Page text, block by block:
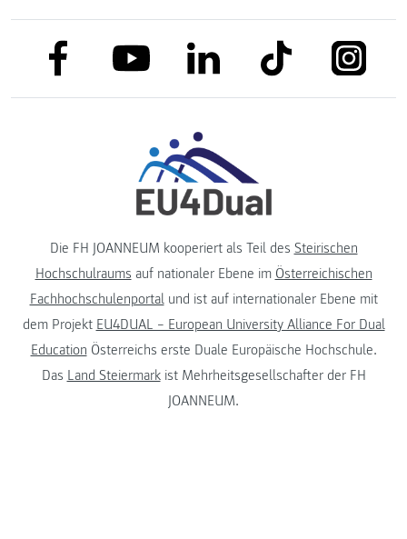
link to facebooklink to youtubelink to linkedinlink to tiktok
Die FH JOANNEUM kooperiert als Teil des Steirischen
Hochschulraums auf nationaler Ebene im Österreichischen
Fachhochschulenportalund ist auf internationaler Ebene mit
dem Projekt EU4DUAL – European University Alliance For Dual
Education Österreichs erste Duale Europäische Hochschule.
Das Land Steiermarkist Mehrheitsgesellschafter der FH
JOANNEUM.